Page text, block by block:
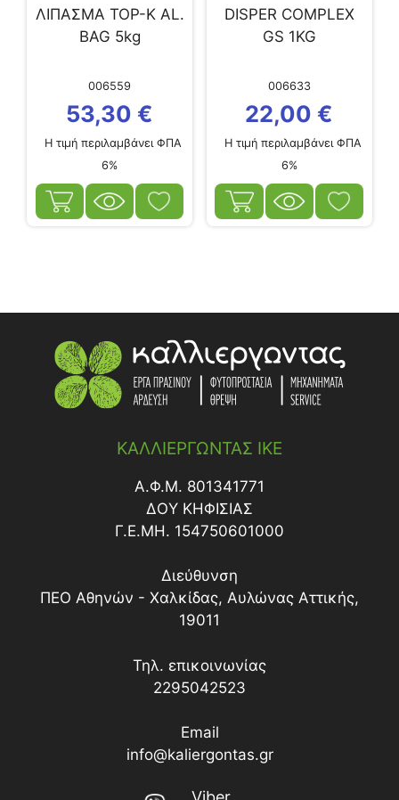
ΛΙΠΑΣΜΑ TOP-K AL.
BAG 5kg
006559
53,30 €
Η τιμή περιλαμβάνει ΦΠΑ
6%
DISPER COMPLEX
GS 1KG
006633
22,00 €
Η τιμή περιλαμβάνει ΦΠΑ
6%
ΚΑΛΛΙΕΡΓΩΝΤΑΣ ΙΚΕ
Α.Φ.Μ. 801341771
ΔΟY ΚΗΦΙΣΙΑΣ
Γ.Ε.ΜΗ. 154750601000
Διεύθυνση
ΠΕΟ Αθηνών - Χαλκίδας, Αυλώνας Αττικής,
19011
Τηλ. επικοινωνίας
2295042523
Email
info@kaliergontas.gr